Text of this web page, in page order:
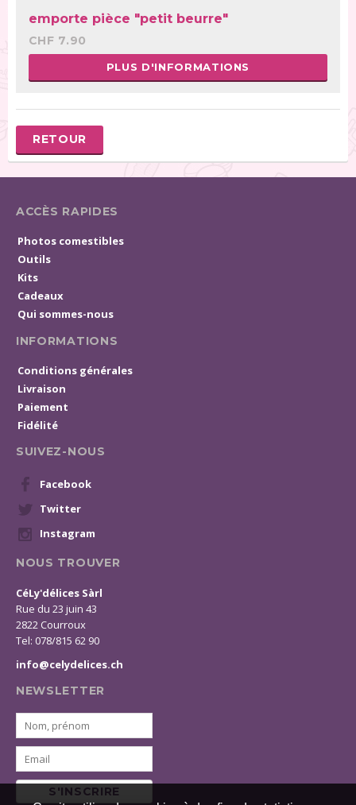
emporte pièce "petit beurre"
CHF 7.90
PLUS D'INFORMATIONS
RETOUR
ACCÈS RAPIDES
Photos comestibles
Outils
Kits
Cadeaux
Qui sommes-nous
INFORMATIONS
Conditions générales
Livraison
Paiement
Fidélité
SUIVEZ-NOUS
Facebook
Twitter
Instagram
NOUS TROUVER
CéLy'délices Sàrl
Rue du 23 juin 43
2822 Courroux
Tel: 078/815 62 90
info@celydelices.ch
NEWSLETTER
S'INSCRIRE